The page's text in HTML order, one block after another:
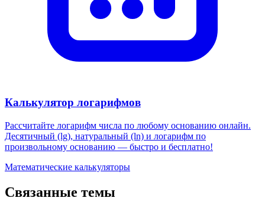
Калькулятор логарифмов
Рассчитайте логарифм числа по любому основанию онлайн.
Десятичный (lg), натуральный (ln) и логарифм по
произвольному основанию — быстро и бесплатно!
Математические калькуляторы
Связанные темы